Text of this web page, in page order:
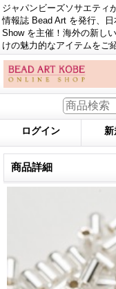
ジャパンビーズソサエティ
情報誌 Bead Art を発行、
Show を主催！海外の新し
けの魅力的なアイテムをご
ログイン
商品詳細